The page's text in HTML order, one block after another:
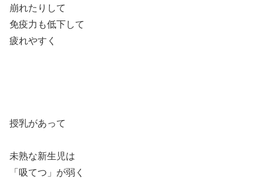
崩れたりして
免疫力も低下して
疲れやすく
授乳があって
未熟な新生児は
「吸てつ」が弱く